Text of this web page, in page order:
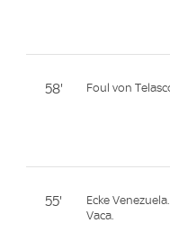
58' Foul von
55'
Ecke
Vaca.